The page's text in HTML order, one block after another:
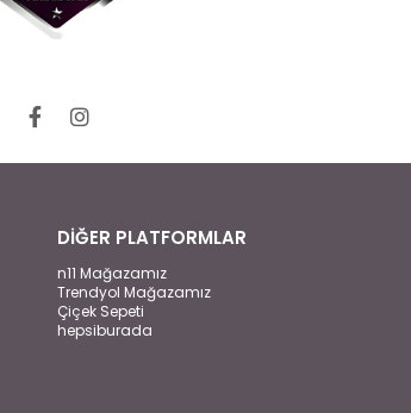
DİĞER PLATFORMLAR
n11 Mağazamız
Trendyol Mağazamız
Çiçek Sepeti
hepsiburada